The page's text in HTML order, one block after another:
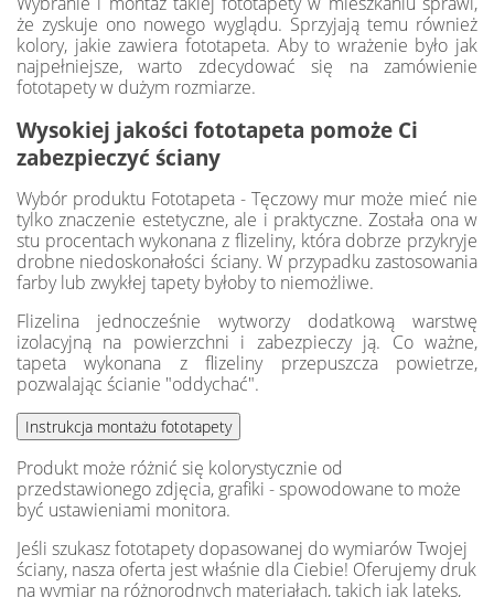
że zyskuje ono nowego wyglądu. Sprzyjają temu również
kolory, jakie zawiera fototapeta. Aby to wrażenie było jak
najpełniejsze, warto zdecydować się na zamówienie
fototapety w dużym rozmiarze.
Wysokiej jakości fototapeta pomoże Ci
zabezpieczyć ściany
Wybór produktu Fototapeta - Tęczowy mur może mieć nie
tylko znaczenie estetyczne, ale i praktyczne. Została ona w
stu procentach wykonana z flizeliny, która dobrze przykryje
drobne niedoskonałości ściany. W przypadku zastosowania
farby lub zwykłej tapety byłoby to niemożliwe.
Flizelina jednocześnie wytworzy dodatkową warstwę
izolacyjną na powierzchni i zabezpieczy ją. Co ważne,
tapeta wykonana z flizeliny przepuszcza powietrze,
pozwalając ścianie "oddychać".
Produkt może różnić się kolorystycznie od
przedstawionego zdjęcia, grafiki - spowodowane to może
być ustawieniami monitora.
Jeśli szukasz fototapety dopasowanej do wymiarów Twojej
ściany, nasza oferta jest właśnie dla Ciebie! Oferujemy druk
na wymiar na różnorodnych materiałach, takich jak lateks,